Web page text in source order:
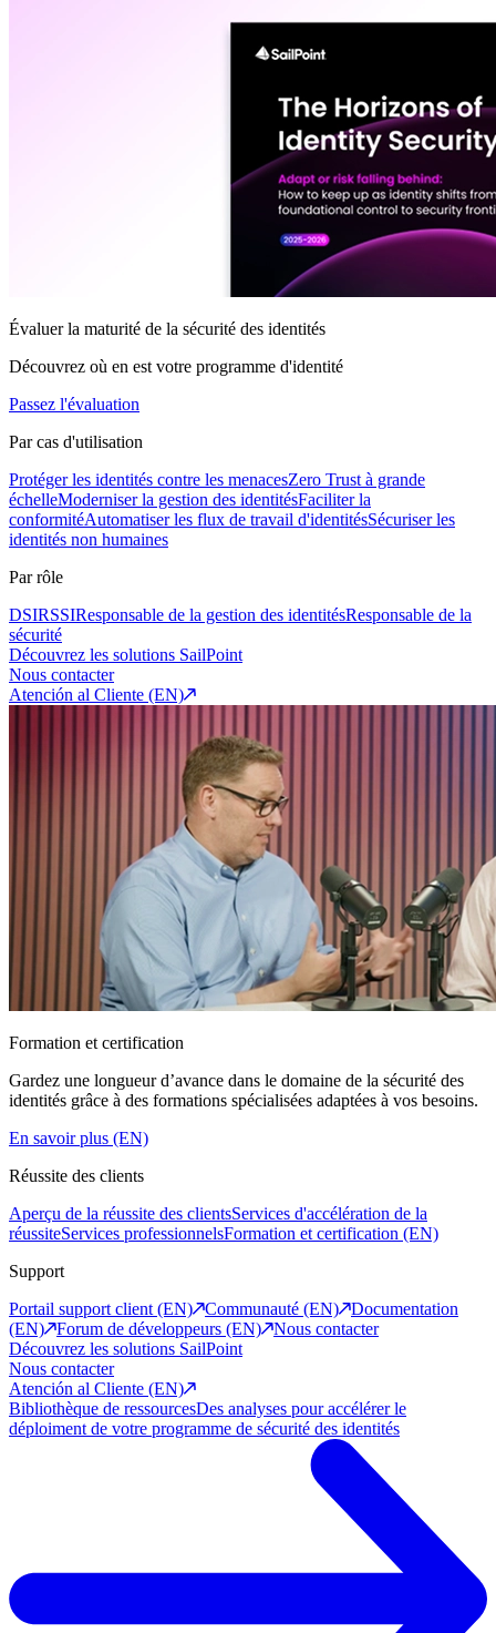
Évaluer la maturité de la sécurité des identités
Découvrez où en est votre programme d'identité
Passez l'évaluation
Par cas d'utilisation
Protéger les identités contre les menacesZero Trust à grande
échelleModerniser la gestion des identitésFaciliter la
conformitéAutomatiser les flux de travail d'identitésSécuriser les
identités non humaines
Par rôle
DSIRSSIResponsable de la gestion des identitésResponsable de la
sécurité
Découvrez les solutions SailPoint
Nous contacter
Atención al Cliente (EN)
Formation et certification
Gardez une longueur d’avance dans le domaine de la sécurité des
identités grâce à des formations spécialisées adaptées à vos besoins.
En savoir plus (EN)
Réussite des clients
Aperçu de la réussite des clientsServices d'accélération de la
réussiteServices professionnelsFormation et certification (EN)
Support
Portail support client (EN)
Communauté (EN)
Documentation
(EN)
Forum de développeurs (EN)
Nous contacter
Découvrez les solutions SailPoint
Nous contacter
Atención al Cliente (EN)
Bibliothèque de ressourcesDes analyses pour accélérer le
déploiment de votre programme de sécurité des identités